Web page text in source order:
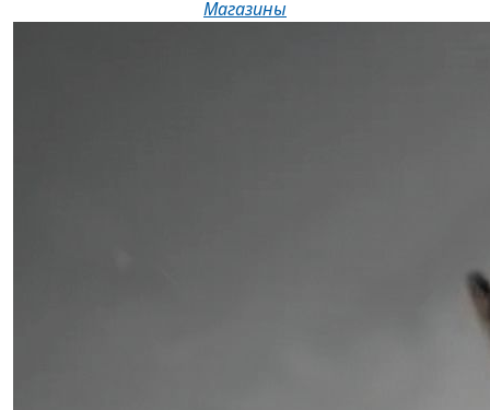
Магазины